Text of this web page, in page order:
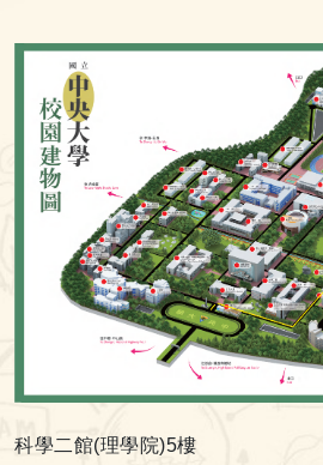
科學二館(理學院)5樓